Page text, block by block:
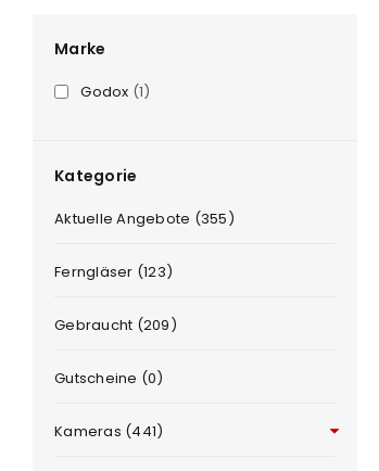
Marke
Godox (1)
Kategorie
Aktuelle Angebote (355)
Ferngläser (123)
Gebraucht (209)
Gutscheine (0)
Kameras (441)